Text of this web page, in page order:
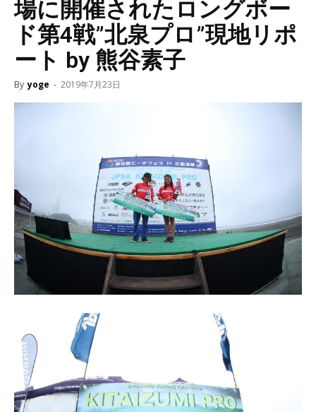
場に開催されたロングボー
ド第4戦”北泉プロ”現地リポ
ート by 熊谷素子
By yoge - 2019年7月23日